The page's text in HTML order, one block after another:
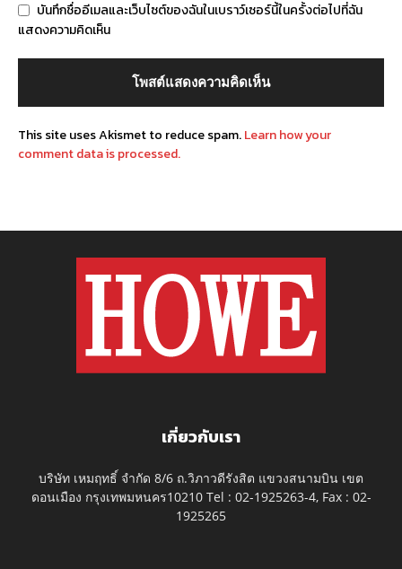
บันทึกชื่ออีเมลและเว็บไซต์ของฉันในเบราว์เซอร์นี้ในครั้งต่อไปที่ฉัน
แสดงความคิดเห็น
This site uses Akismet to reduce spam.Learn how your
comment data is processed.
เกี่ยวกับเรา
บริษัท เหมฤทธิ์ จำกัด 8/6 ถ.วิภาวดีรังสิต แขวงสนามบิน เขต
ดอนเมือง กรุงเทพมหนคร10210 Tel : 02-1925263-4, Fax : 02-
1925265